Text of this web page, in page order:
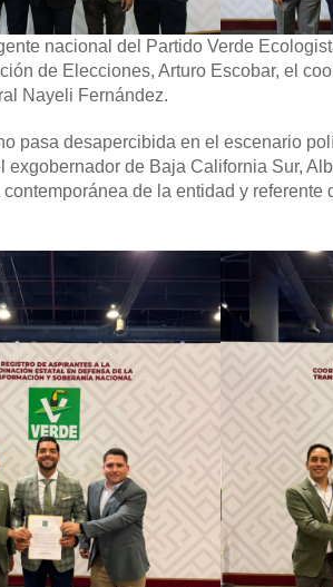
nacional del Partido Verde
de Elecciones, Arturo Escobar, el
Nayeli Fernández.
pasa desapercibida en el escenario
exgobernador de Baja California Sur,
de la entidad y referente